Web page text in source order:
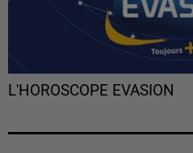
L'HOROSCOPE EVASION